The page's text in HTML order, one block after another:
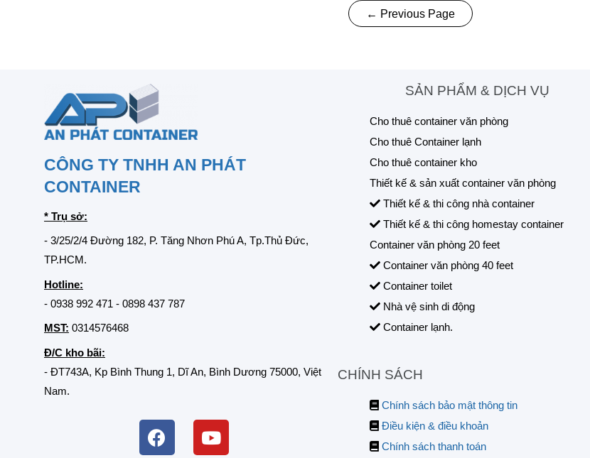
← Previous Page
CÔNG TY TNHH AN PHÁT
CONTAINER
* Trụ sở:
- 3/25/2/4 Đường 182, P. Tăng Nhơn Phú A, Tp.Thủ Đức,
TP.HCM.
Hotline:
- 0938 992 471 - 0898 437 787
MST: 0314576468
Đ/C kho bãi:
- ĐT743A, Kp Bình Thung 1, Dĩ An, Bình Dương 75000, Việt
Nam.
SẢN PHẨM & DỊCH VỤ
Cho thuê container văn phòng
Cho thuê Container lạnh
Cho thuê container kho
Thiết kế & sản xuất container văn phòng
Thiết kế & thi công nhà container
Thiết kế & thi công homestay container
Container văn phòng 20 feet
Container văn phòng 40 feet
Container toilet
Nhà vệ sinh di động
Container lạnh.
CHÍNH SÁCH
Chính sách bảo mật thông tin
Điều kiện & điều khoản
Chính sách thanh toán